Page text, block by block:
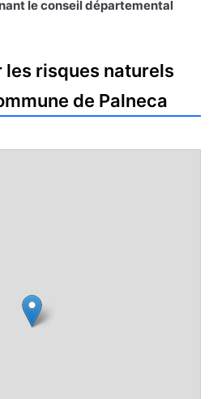
le conseil départemental
les risques naturels
de Palneca